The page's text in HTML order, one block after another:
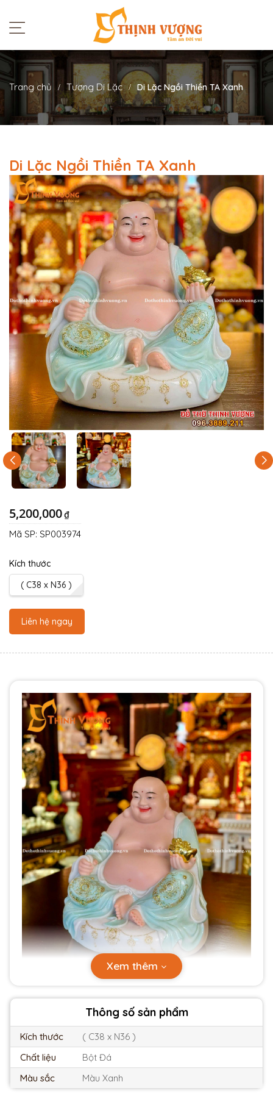
Trang chủ Tượng Di Lặc Di Lặc Ngồi Thiền TA Xanh
Di Lặc Ngồi Thiền TA Xanh
5,200,000₫
Kích thước
( C38 x N36 )
Liên hệ ngay
Mã SP: SP003974
Thông số sản phẩm
Kích thước
( C38 x N36 )
Chất liệu
Bột Đá
Màu sắc
Màu Xanh
Xem thêm